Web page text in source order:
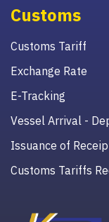
Customs
Customs Tariff
Exchange Rate
E-Tracking
Vessel Arrival -
Issuance of
Customs Tariffs